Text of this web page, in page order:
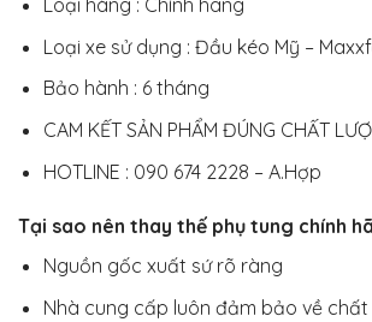
Loại hàng : Chính hãng
Loại xe sử dụng : Đầu kéo Mỹ –
Bảo hành : 6 tháng
CAM KẾT SẢN PHẨM ĐÚNG CHẤT
HOTLINE : 090 674 2228 – A.Hợp
Tại sao nên thay thế phụ tung chính
Nguồn gốc xuất sứ rõ ràng
Nhà cung cấp luôn đảm bảo về